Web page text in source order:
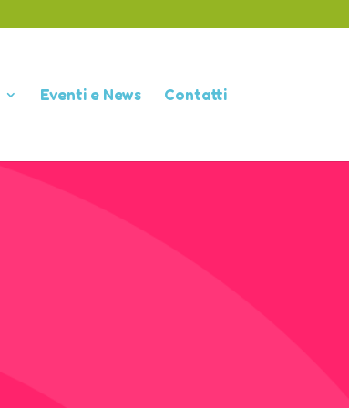
Eventi e News Contatti